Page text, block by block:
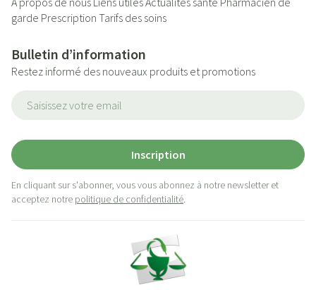
garde Prescription Tarifs des soins
Bulletin d’information
Restez informé des nouveaux produits et promotions
Inscription
En cliquant sur s'abonner, vous vous abonnez à notre newsletter et
acceptez notre politique de confidentialité.